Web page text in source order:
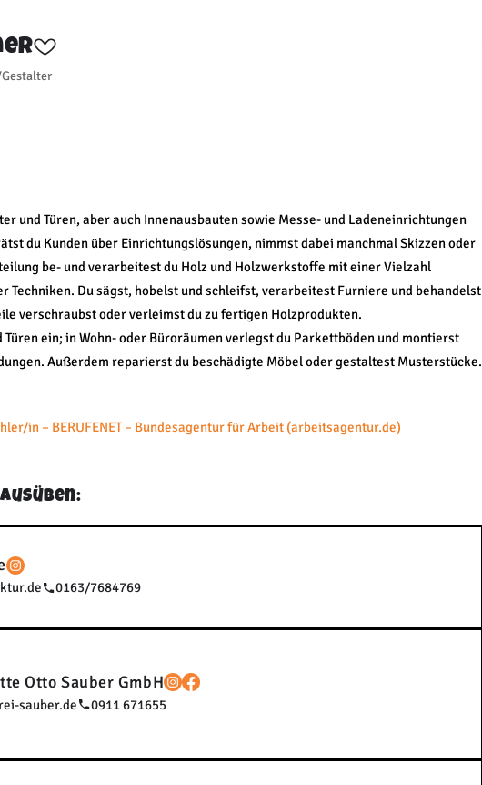
und Türen, aber auch Innenausbauten sowie Messe- und Ladeneinrichtungen
du Kunden über Einrichtungslösungen, nimmst dabei manchmal Skizzen oder
be- und verarbeitest du Holz und Holzwerkstoffe mit einer Vielzahl
Techniken. Du sägst, hobelst und schleifst, verarbeitest Furniere und behandelst
verschraubst oder verleimst du zu fertigen Holzprodukten.
ein; in Wohn- oder Büroräumen verlegst du Parkettböden und montierst
Außerdem reparierst du beschädigte Möbel oder gestaltest Musterstücke.
in – BERUFENET – Bundesagentur für Arbeit (arbeitsagentur.de)
0163/7684769
Otto Sauber GmbH
sauber.de 0911 671655